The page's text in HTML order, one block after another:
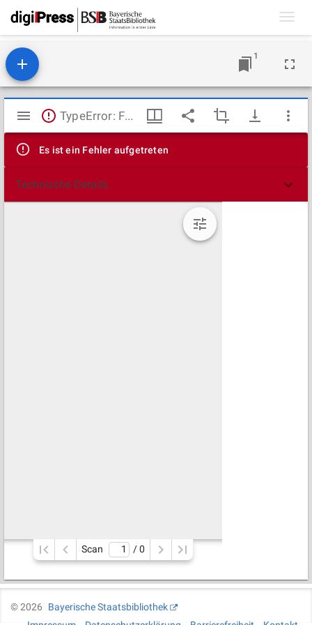
1
Mirador
Viewer
TypeError: Failed to fetch
Es ist ein Fehler aufgetreten
Technische Details
Scan / 0
©2026
Bayerische Staatsbibliothek